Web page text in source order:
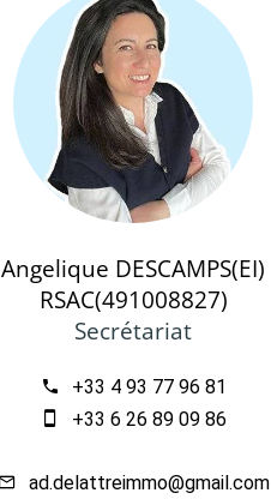
Angelique DESCAMPS(EI)
RSAC(491008827)
Secrétariat
+33 4 93 77 96 81
+33 6 26 89 09 86
ad.delattreimmo@gmail.com